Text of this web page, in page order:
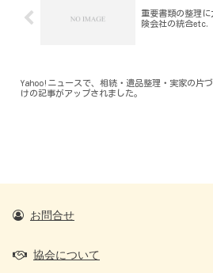
重要書類の整理
険会社の統合etc.
Yahoo!ニュースで、相続・遺品整理・実家の片づ
けの記事がアップされました。
お問合せ
協会について